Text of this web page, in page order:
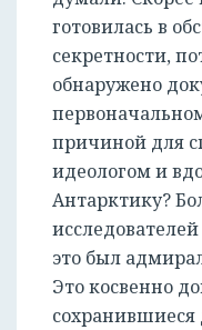
готовилась в
секретности,
обнаружено
причиной для
идеологом и
Антарктику?
это был
Это косвенно